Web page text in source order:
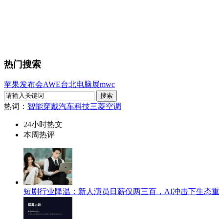
热门搜索
苹果发布会AWE台北电脑展mwc
热词： 智能穿戴汽车科技三菱空调
24小时热文
本周热评
短剧行业降温：新人演员日薪仅两三百，AI冲击下生态